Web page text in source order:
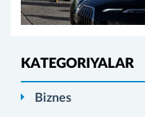
KATEGORIYALAR
Biznes